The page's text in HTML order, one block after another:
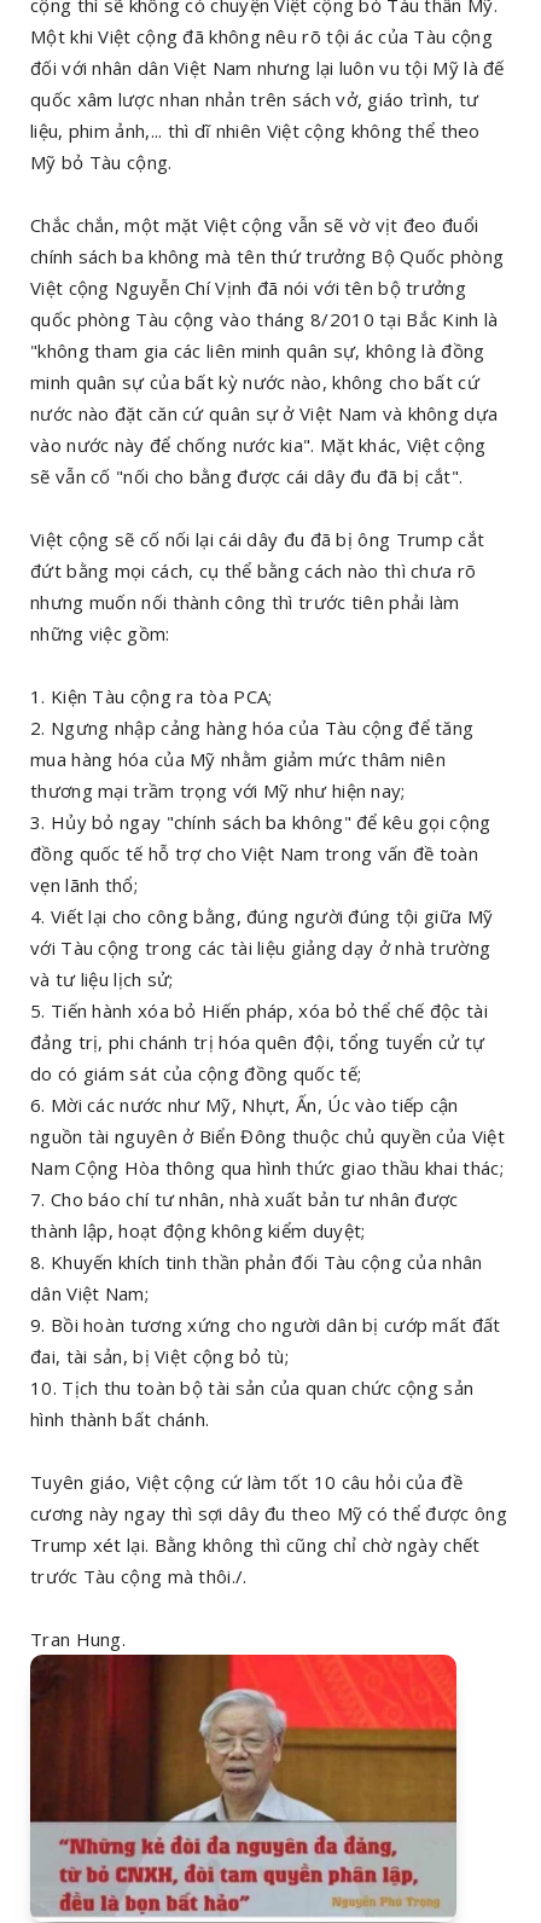
cộng thì sẽ không có chuyện Việt cộng bỏ Tàu thân Mỹ.
Một khi Việt cộng đã không nêu rõ tội ác của Tàu cộng
đối với nhân dân Việt Nam nhưng lại luôn vu tội Mỹ là đế
quốc xâm lược nhan nhản trên sách vở, giáo trình, tư
liệu, phim ảnh,... thì dĩ nhiên Việt cộng không thể theo
Mỹ bỏ Tàu cộng.
Chắc chắn, một mặt Việt cộng vẫn sẽ vờ vịt đeo đuổi
chính sách ba không mà tên thứ trưởng Bộ Quốc phòng
Việt cộng Nguyễn Chí Vịnh đã nói với tên bộ trưởng
quốc phòng Tàu cộng vào tháng 8/2010 tại Bắc Kinh là
"không tham gia các liên minh quân sự, không là đồng
minh quân sự của bất kỳ nước nào, không cho bất cứ
nước nào đặt căn cứ quân sự ở Việt Nam và không dựa
vào nước này để chống nước kia". Mặt khác, Việt cộng
sẽ vẫn cố "nối cho bằng được cái dây đu đã bị cắt".
Việt cộng sẽ cố nối lại cái dây đu đã bị ông Trump cắt
đứt bằng mọi cách, cụ thể bằng cách nào thì chưa rõ
nhưng muốn nối thành công thì trước tiên phải làm
những việc gồm:
1. Kiện Tàu cộng ra tòa PCA;
2. Ngưng nhập cảng hàng hóa của Tàu cộng để tăng
mua hàng hóa của Mỹ nhằm giảm mức thâm niên
thương mại trầm trọng với Mỹ như hiện nay;
3. Hủy bỏ ngay "chính sách ba không" để kêu gọi cộng
đồng quốc tế hỗ trợ cho Việt Nam trong vấn đề toàn
vẹn lãnh thổ;
4. Viết lại cho công bằng, đúng người đúng tội giữa Mỹ
với Tàu cộng trong các tài liệu giảng dạy ở nhà trường
và tư liệu lịch sử;
5. Tiến hành xóa bỏ Hiến pháp, xóa bỏ thể chế độc tài
đảng trị, phi chánh trị hóa quên đội, tổng tuyển cử tự
do có giám sát của cộng đồng quốc tế;
6. Mời các nước như Mỹ, Nhựt, Ấn, Úc vào tiếp cận
nguồn tài nguyên ở Biển Đông thuộc chủ quyền của Việt
Nam Cộng Hòa thông qua hình thức giao thầu khai thác;
7. Cho báo chí tư nhân, nhà xuất bản tư nhân được
thành lập, hoạt động không kiểm duyệt;
8. Khuyến khích tinh thần phản đối Tàu cộng của nhân
dân Việt Nam;
9. Bồi hoàn tương xứng cho người dân bị cướp mất đất
đai, tài sản, bị Việt cộng bỏ tù;
10. Tịch thu toàn bộ tài sản của quan chức cộng sản
hình thành bất chánh.
Tuyên giáo, Việt cộng cứ làm tốt 10 câu hỏi của đề
cương này ngay thì sợi dây đu theo Mỹ có thể được ông
Trump xét lại. Bằng không thì cũng chỉ chờ ngày chết
trước Tàu cộng mà thôi./.
Tran Hung.